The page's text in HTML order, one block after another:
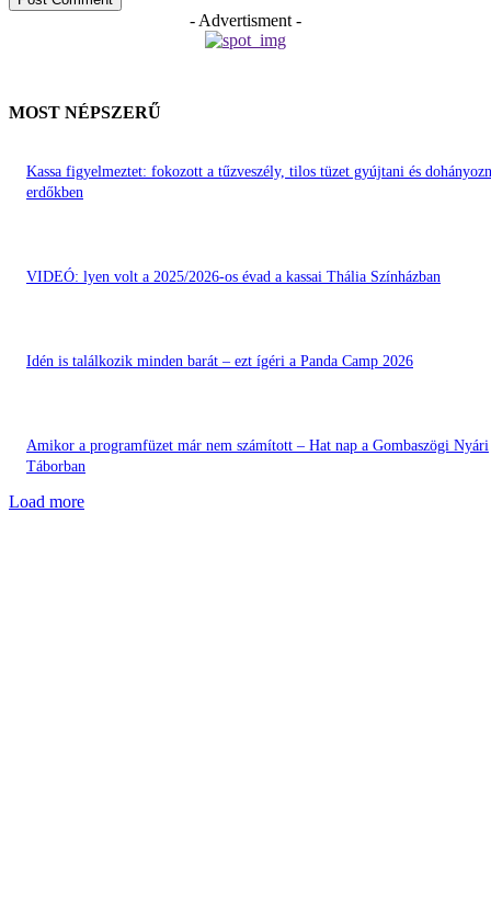
- Advertisment -
MOST NÉPSZERŰ
Kassa figyelmeztet: fokozott a tűzveszély, tilos tüzet gyújtani és
erdőkben
VIDEÓ: lyen volt a 2025/2026-os évad a kassai Thália Színházban
Idén is találkozik minden barát – ezt ígéri a Panda Camp 2026
Amikor a programfüzet már nem számított – Hat nap a Gombaszögi Nyári
Táborban
Load more